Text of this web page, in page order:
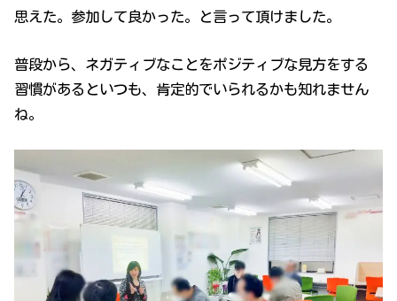
思えた。参加して良かった。と言って頂けました。
普段から、ネガティブなことをポジティブな見方をする
習慣があるといつも、肯定的でいられるかも知れません
ね。